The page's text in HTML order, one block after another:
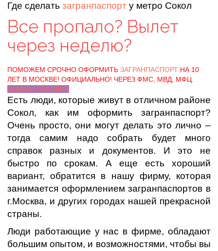
Где сделать загранпаспорт у метро Сокол
Все пропало? Вылет
через неделю?
ПОМОЖЕМ СРОЧНО ОФОРМИТЬ ЗАГРАНПАСПОРТ НА 10
ЛЕТ В МОСКВЕ! ОФИЦИАЛЬНО! ЧЕРЕЗ ФМС, МВД, МФЦ.
ЗАКАЖИ СЕГОДНЯ
Есть люди, которые живут в отличном районе
Сокол, как им оформить загранпаспорт?
Очень просто, они могут делать это лично –
тогда самим надо собрать будет много
справок разных и документов. И это не
быстро по срокам. А еще есть хороший
вариант, обратится в нашу фирму, которая
занимается оформлением загранпаспортов в
г.Москва, и других городах нашей прекрасной
страны.
Люди работающие у нас в фирме, обладают
большим опытом, и возможностями, чтобы вы